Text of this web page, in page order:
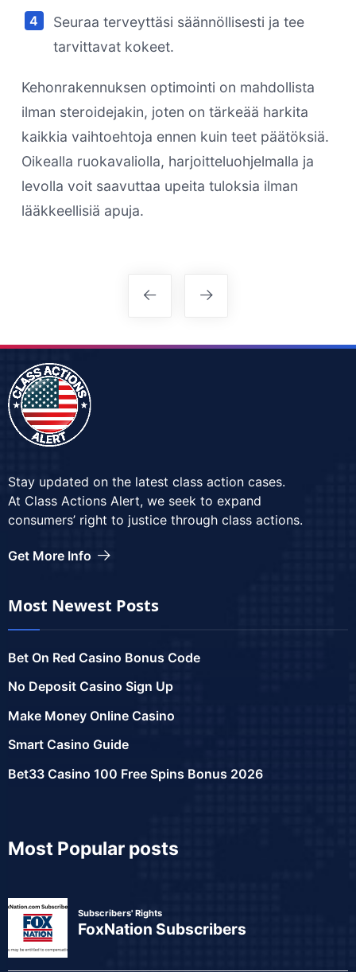
Seuraa terveyttäsi säännöllisesti ja tee
tarvittavat kokeet.
Kehonrakennuksen optimointi on mahdollista
ilman steroidejakin, joten on tärkeää harkita
kaikkia vaihtoehtoja ennen kuin teet päätöksiä.
Oikealla ruokavaliolla, harjoitteluohjelmalla ja
levolla voit saavuttaa upeita tuloksia ilman
lääkkeellisiä apuja.
Stay updated on the latest class action cases.
At Class Actions Alert, we seek to expand
consumers’ right to justice through class actions.
Get More Info
Most Newest Posts
Bet On Red Casino Bonus Code
No Deposit Casino Sign Up
Make Money Online Casino
Smart Casino Guide
Bet33 Casino 100 Free Spins Bonus 2026
Most Popular posts